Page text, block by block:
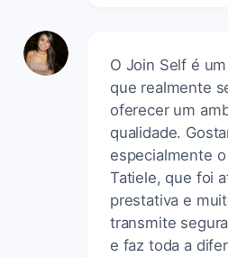
O Join Self é
que realmente
oferecer um
qualidade.
especialmente
Tatiele, que foi
prestativa e
transmite
e faz toda a